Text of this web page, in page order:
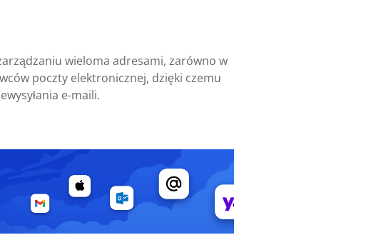
wieloma adresami, zarówno w
poczty elektronicznej, dzięki czemu
e-maili.